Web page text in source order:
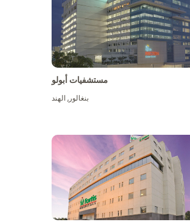
مستشفيات أبولو
بنغالور,الهند